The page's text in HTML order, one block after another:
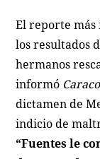
El reporte más
los resultados
hermanos
informó
dictamen de
indicio de
“Fuentes le